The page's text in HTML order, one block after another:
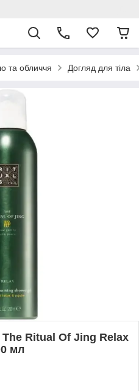
та обличчя Догляд для тіла
Ritual Of Jing Relax
мл